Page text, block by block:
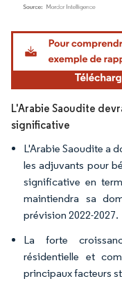
Image © Mordor Intelligence.
L'Arabie Saoudite
significative
L'Arabie Saoudite a
les adjuvants pour
significative en
maintiendra sa
prévision 2022-2027.
La forte
résidentielle et
principaux facteurs